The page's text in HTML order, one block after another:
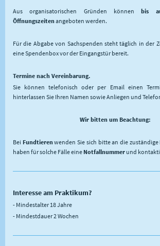
Aus organisatorischen Gründen könnenbis
Öffnungszeitenangeboten werden.
Für die Abgabe von Sachspenden steht täglich in der
eine Spendenbox vor der Eingangstür bereit.
Termine nach Vereinbarung.
Sie können telefonisch oder per Email einen
hinterlassen Sie Ihren Namen sowie Anliegen und
Wir bitten um Beachtung:
Bei Fundtierenwenden Sie sich bitte an die zuständige
haben für solche Fälle eine Notfallnummer und
Interesse am Praktikum?
- Mindestalter 18 Jahre
- Mindestdauer 2 Wochen